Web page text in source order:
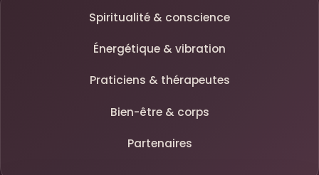
Spiritualité & conscience
Énergétique & vibration
Praticiens & thérapeutes
Bien-être & corps
Partenaires